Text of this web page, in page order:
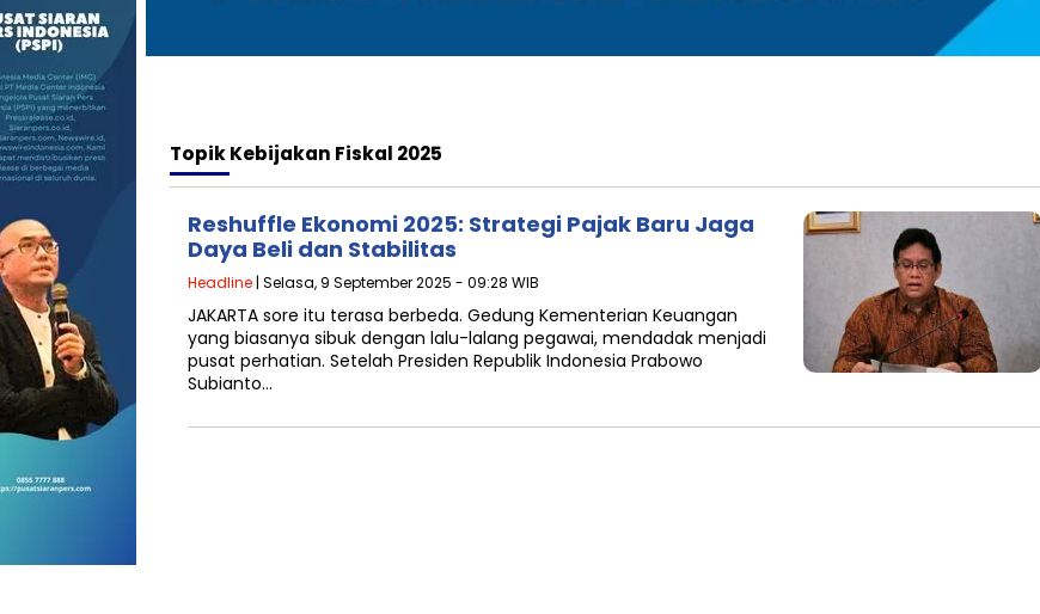
TopikKebijakan Fiskal 2025
Reshuffle Ekonomi 2025: Strategi Pajak Baru Jaga
Daya Beli dan Stabilitas
Headline | Selasa, 9 September 2025 - 09:28 WIB
JAKARTA sore itu terasa berbeda. Gedung Kementerian Keuangan
yang biasanya sibuk dengan lalu-lalang pegawai, mendadak menjadi
pusat perhatian. Setelah Presiden Republik Indonesia Prabowo
Subianto…